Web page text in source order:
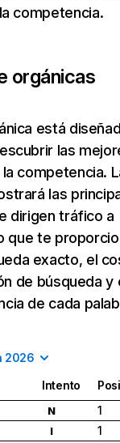
competencia.
orgánicas
está
las
competencia.
las
dirigen tráfico a
que te
exacto, el
de búsqueda y
de cada
2026
Intento
N
1
I
1